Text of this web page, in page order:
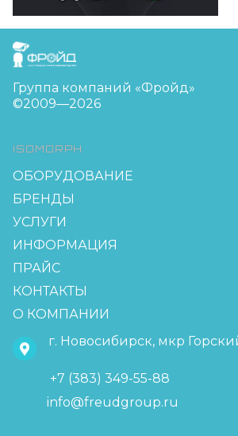
FreudGroup
Группа компаний «Фройд»
©2009—2026
ISOMORPH
ОБОРУДОВАНИЕ
БРЕНДЫ
УСЛУГИ
ИНФОРМАЦИЯ
ПРАЙС
КОНТАКТЫ
О КОМПАНИИ
г. Новосибирск, мкр
+7 (383) 349-55-88
info@freudgroup.ru